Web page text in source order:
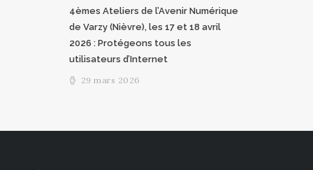
4èmes Ateliers de l’Avenir Numérique
de Varzy (Nièvre), les 17 et 18 avril
2026 : Protégeons tous les
utilisateurs d’Internet
29 mars 2026